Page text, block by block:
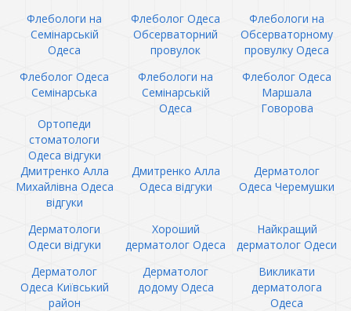
Флебологи на
Семінарській
Одеса
Флеболог Одеса
Обсерваторний
провулок
Флебологи на
Обсерваторному
провулку Одеса
Флеболог Одеса
Семінарська
Флебологи на
Семінарській
Одеса
Флеболог Одеса
Маршала
Говорова
Ортопеди
стоматологи
Одеса відгуки
Дмитренко Алла
Михайлівна Одеса
відгуки
Дмитренко Алла
Одеса відгуки
Дерматолог
Одеса Черемушки
Дерматологи
Одеси відгуки
Хороший
дерматолог Одеса
Найкращий
дерматолог Одеси
Дерматолог
Одеса Київський
район
Дерматолог
додому Одеса
Викликати
дерматолога
Одеса